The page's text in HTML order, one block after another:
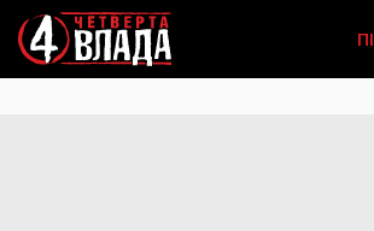
Перейти
до
основного
вмісту